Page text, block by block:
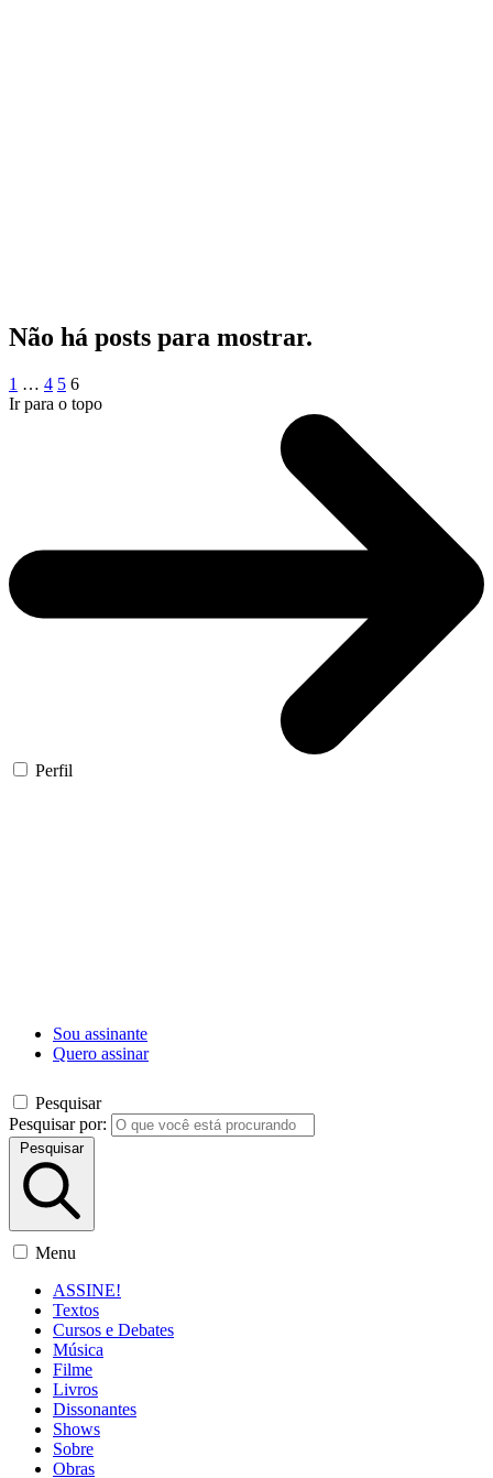
Não há posts para mostrar.
Paginação
de
1 … 4 5 6
Ir para o topo
Perfil
Sou assinante
Quero assinar
Pesquisar
Pesquisar por:
Pesquisar
Menu
ASSINE!
Textos
Cursos e Debates
Música
Filme
Livros
Dissonantes
Shows
Sobre
Obras